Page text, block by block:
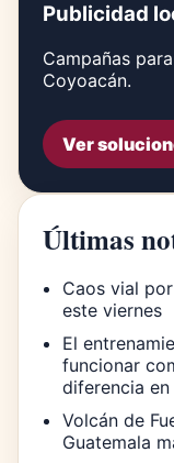
Publicidad
Campañas
Coyoacán.
Ver
Últimas
Caos vial
este viernes
El
funcionar
diferencia
Volcán de
Guatemala